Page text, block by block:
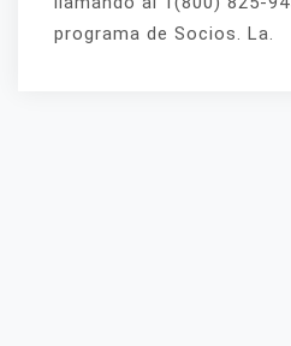
programa de Socios. La.